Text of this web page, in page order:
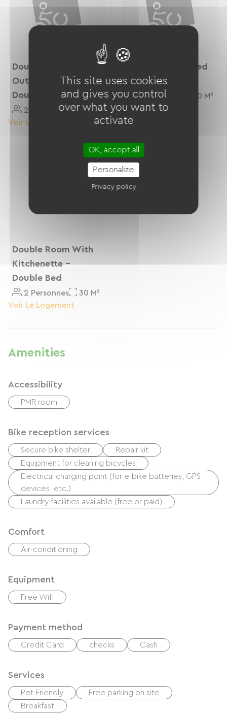
Double Room With
Outside Access -
Double Bed
2 Personnes
26 M²
Voir Le Logement
Suite - Double Bed
+ Sofa Bed
4 Personnes 30 M²
Voir Le Logement
Double Room With
Kitchenette -
Double Bed
2 Personnes
30 M²
Voir Le Logement
Amenities
Accessibility
PMR room
Bike reception services
Secure bike shelter
Repair kit
Equipment for cleaning bicycles
Electrical charging point (for e-bike batteries, GPS
devices, etc.)
Laundry facilities available (free or paid)
Comfort
Air-conditioning
Equipment
Free Wifi
Payment method
Credit Card checks Cash
Services
Pet Friendly
Free parking on site
Breakfast
This site uses cookies
and gives you control
over what you want to
activate
OK, accept all
Personalize
Privacy policy